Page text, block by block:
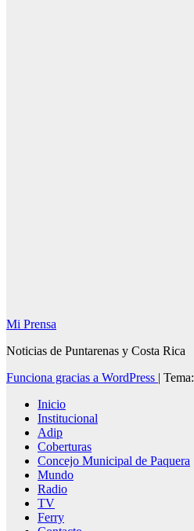
Mi Prensa
Noticias de Puntarenas y Costa Rica
Funciona gracias a WordPress | Tema:
Inicio
Institucional
Adip
Coberturas
Concejo Municipal de Paquera
Mundo
Radio
TV
Ferry